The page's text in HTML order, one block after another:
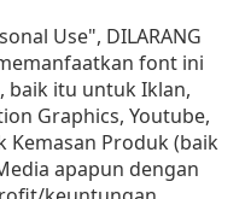
Use", DILARANG
font ini
baik itu untuk Iklan,
Graphics, Youtube,
Kemasan Produk (baik
apapun dengan